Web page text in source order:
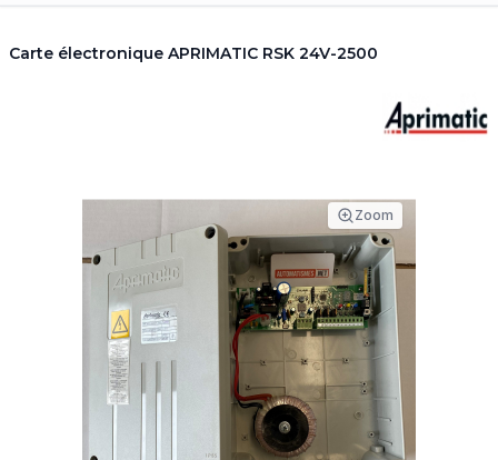
Carte électronique APRIMATIC RSK 24V-2500
Zoom